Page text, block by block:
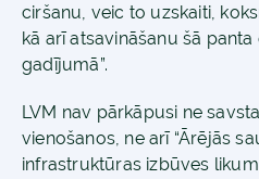
ciršanu, veic to uzskaiti,
kā arī atsavināšanu šā
gadījumā”.
LVM nav pārkāpusi ne
vienošanos, ne arī “Ārējās
infrastruktūras izbūves